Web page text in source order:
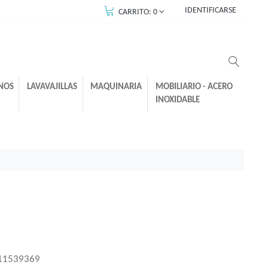
CARRITO:0 IDENTIFICARSE
LAVAVAJILLAS MAQUINARIA
MOBILIARIO - ACERO
INOXIDABLE